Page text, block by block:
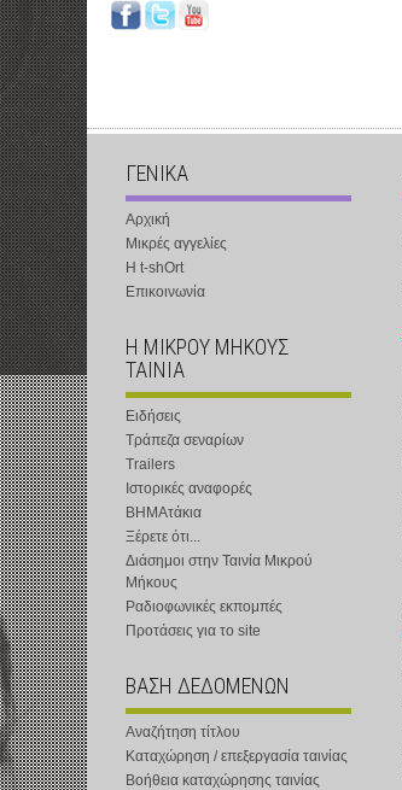
ΓΕΝΙΚΑ
Αρχική
Μικρές αγγελίες
Η t-shOrt
Επικοινωνία
Η ΜΙΚΡΟΥ ΜΗΚΟΥΣ
ΤΑΙΝΙΑ
Ειδήσεις
Τράπεζα σεναρίων
Trailers
Ιστορικές αναφορές
ΒΗΜΑτάκια
Ξέρετε ότι...
Διάσημοι στην Ταινία Μικρού
Μήκους
Ραδιοφωνικές εκπομπές
Προτάσεις για το site
ΒΑΣΗ ΔΕΔΟΜΕΝΩΝ
Αναζήτηση τίτλου
Καταχώρηση / επεξεργασία ταινίας
Βοήθεια καταχώρησης ταινίας